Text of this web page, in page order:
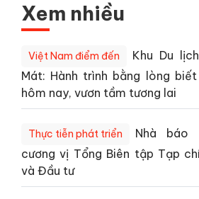
Xem nhiều
Việt Nam điểm đến
Khu Du
Mát: Hành trình bằng lòng
hôm nay, vươn tầm tương lai
Thực tiễn phát triển
Nhà báo
cương vị Tổng Biên tập Tạp
và Đầu tư